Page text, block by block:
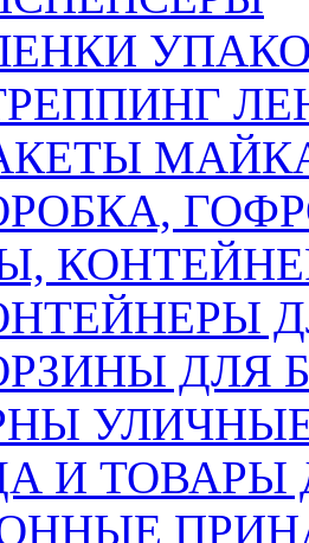
ДЛЯ
И ТОВАРЫ